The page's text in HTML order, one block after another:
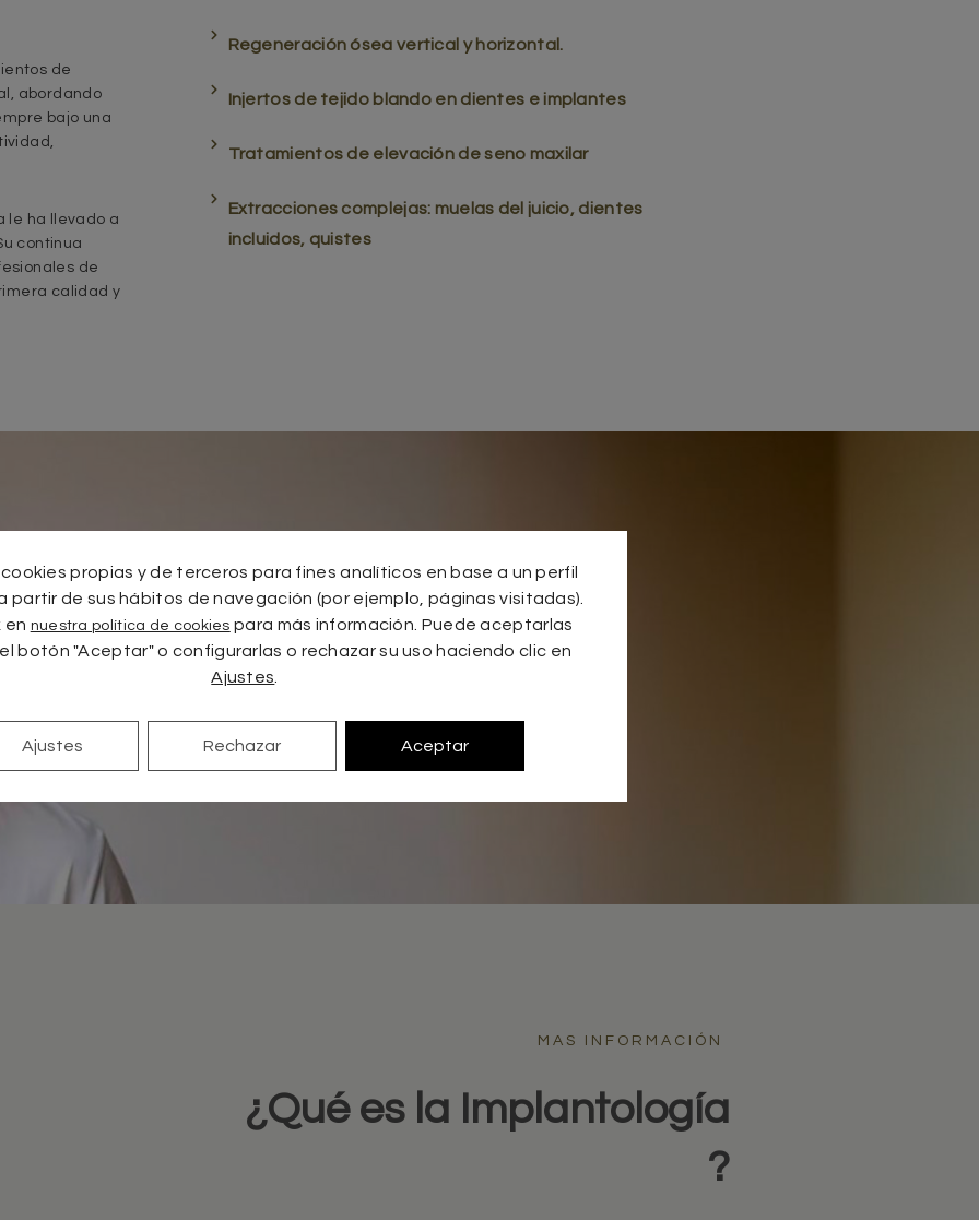
de
abordando
bajo una
le ha llevado a
continua
de
calidad y
Regeneración ósea vertical y horizontal.
Injertos de tejido blando en dientes e implantes
Tratamientos de elevación de seno maxilar
Extracciones complejas: muelas del juicio, dientes
incluidos, quistes
cita hoy mismo
MAS INFORMACIÓN
¿Qué es la Implantología
?
propias y de terceros para fines analíticos en base a un perfil
partir de sus hábitos de navegación (por ejemplo, páginas visitadas).
en nuestra política de cookies para más información. Puede aceptarlas
botón "Aceptar" o configurarlas o rechazar su uso haciendo clic en
Ajustes
Aceptar
Rechazar
Ajustes